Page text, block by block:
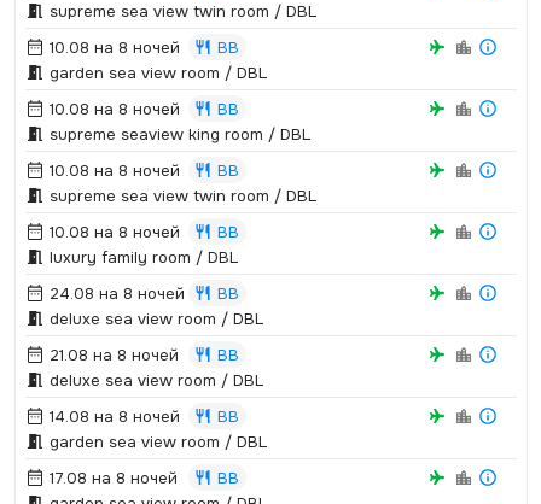
supreme sea view twin room / DBL
10.08 на 8 ночей
BB
garden sea view room / DBL
10.08 на 8 ночей
BB
supreme seaview king room / DBL
10.08 на 8 ночей
BB
supreme sea view twin room / DBL
10.08 на 8 ночей
BB
luxury family room / DBL
24.08 на 8 ночей
BB
deluxe sea view room / DBL
21.08 на 8 ночей
BB
deluxe sea view room / DBL
14.08 на 8 ночей
BB
garden sea view room / DBL
17.08 на 8 ночей
BB